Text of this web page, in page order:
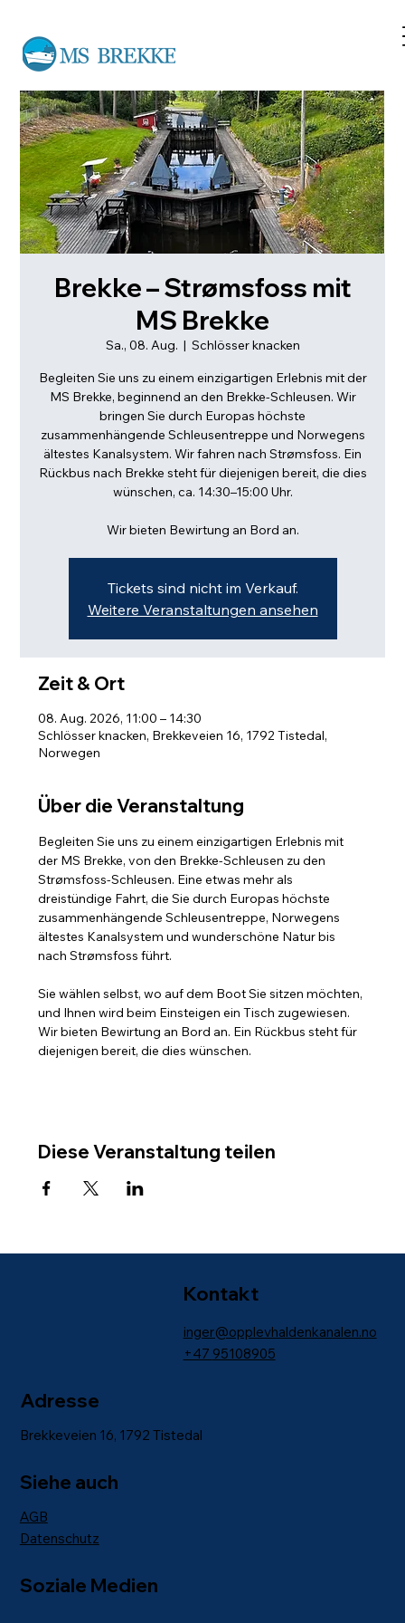
Brekke – Strømsfoss mit
MS Brekke
Sa., 08. Aug.
  |
Schlösser knacken
Begleiten Sie uns zu einem einzigartigen Erlebnis mit der
MS Brekke, beginnend an den Brekke-Schleusen. Wir
bringen Sie durch Europas höchste
zusammenhängende Schleusentreppe und Norwegens
ältestes Kanalsystem. Wir fahren nach Strømsfoss. Ein
Rückbus nach Brekke steht für diejenigen bereit, die dies
wünschen, ca. 14:30–15:00 Uhr.
Wir bieten Bewirtung an Bord an.
Tickets sind nicht im Verkauf.
Weitere Veranstaltungen ansehen
Zeit & Ort
08. Aug. 2026, 11:00 – 14:30
Schlösser knacken, Brekkeveien 16, 1792 Tistedal,
Norwegen
Über die Veranstaltung
Begleiten Sie uns zu einem einzigartigen Erlebnis mit
der MS Brekke, von den Brekke-Schleusen zu den
Strømsfoss-Schleusen. Eine etwas mehr als
dreistündige Fahrt, die Sie durch Europas höchste
zusammenhängende Schleusentreppe, Norwegens
ältestes Kanalsystem und wunderschöne Natur bis
nach Strømsfoss führt.
Sie wählen selbst, wo auf dem Boot Sie sitzen möchten,
und Ihnen wird beim Einsteigen ein Tisch zugewiesen.
Wir bieten Bewirtung an Bord an. Ein Rückbus steht für
diejenigen bereit, die dies wünschen.
Diese Veranstaltung teilen
Kontakt
inger@opplevhaldenkanalen.no
+47 95108905
Adresse
Brekkeveien 16, 1792 Tistedal
Soziale Medien
Siehe auch
AGB
Datenschutz